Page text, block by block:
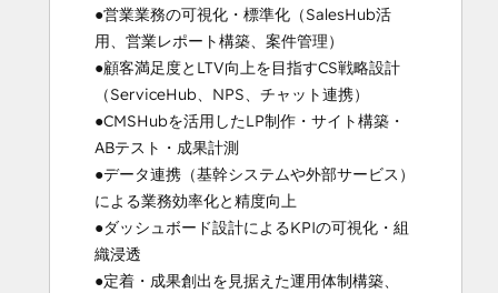
●営業業務の可視化・標準化（SalesHub活
用、営業レポート構築、案件管理）
●顧客満足度とLTV向上を目指すCS戦略設計
（ServiceHub、NPS、チャット連携）
●CMSHubを活用したLP制作・サイト構築・
ABテスト・成果計測
●データ連携（基幹システムや外部サービス）
による業務効率化と精度向上
●ダッシュボード設計によるKPIの可視化・組
織浸透
●定着・成果創出を見据えた運用体制構築、